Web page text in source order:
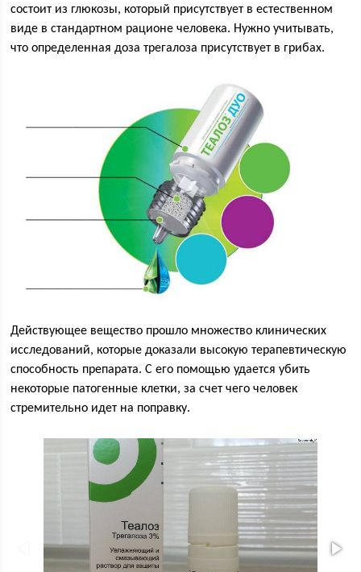
состоит из глюкозы, который присутствует в естественном
виде в стандартном рационе человека. Нужно учитывать,
что определенная доза трегалоза присутствует в грибах.
Действующее вещество прошло множество клинических
исследований, которые доказали высокую терапевтическую
способность препарата. С его помощью удается убить
некоторые патогенные клетки, за счет чего человек
стремительно идет на поправку.